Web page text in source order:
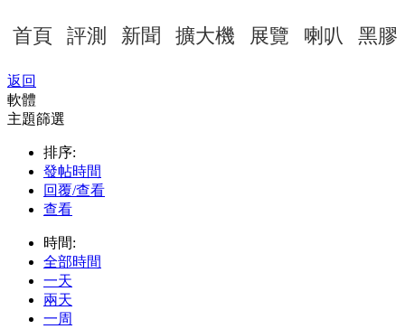
首頁 評測 新聞 擴大機 展覽 喇叭 黑膠
返回
軟體
主題篩選
排序:
發帖時間
回覆/查看
查看
時間:
全部時間
一天
兩天
一周